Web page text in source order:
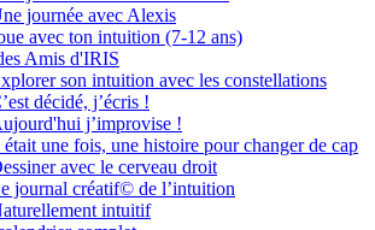
journée avec Alexis
avec ton intuition (7-12 ans)
Amis d'IRIS
son intuition avec les constellations
décidé, j’écris !
j’improvise !
une fois, une histoire pour changer de cap
avec le cerveau droit
journal créatif© de l’intuition
intuitif